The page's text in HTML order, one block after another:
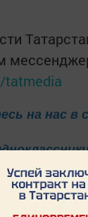
tatmedia
на нас в
отдела